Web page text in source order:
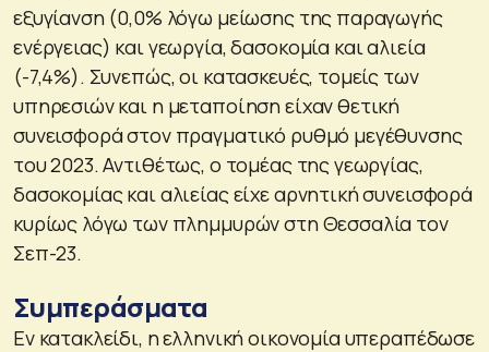
εξυγίανση (0,0% λόγω μείωσης της παραγωγής
ενέργειας) και γεωργία, δασοκομία και αλιεία
(-7,4%). Συνεπώς, οι κατασκευές, τομείς των
υπηρεσιών και η μεταποίηση είχαν θετική
συνεισφορά στον πραγματικό ρυθμό μεγέθυνσης
του 2023. Αντιθέτως, ο τομέας της γεωργίας,
δασοκομίας και αλιείας είχε αρνητική συνεισφορά
κυρίως λόγω των πλημμυρών στη Θεσσαλία τον
Σεπ-23.
Συμπεράσματα
Εν κατακλείδι, η ελληνική οικονομία υπεραπέδωσε